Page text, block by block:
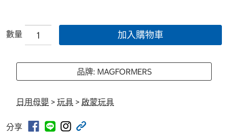
數量 加入購物車
品牌: MAGFORMERS
日用母嬰 > 玩具 > 啟蒙玩具
分享